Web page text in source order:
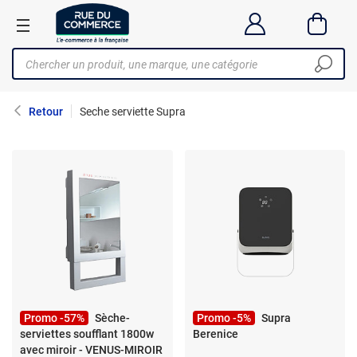
Retour Seche serviette Supra
Promo -57%
Sèche-
serviettes soufflant 1800w
avec miroir - VENUS-MIROIR
Promo -5%
Supra
Berenice